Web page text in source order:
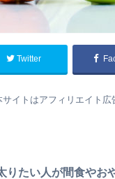
Twitter
サイトはアフィリエイト広
りたい人が間食やお